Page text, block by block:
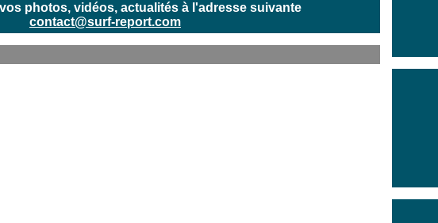
photos, vidéos, actualités à l'adresse suivante
contact@surf-report.com